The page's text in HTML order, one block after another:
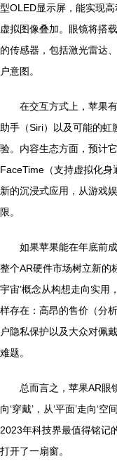
型OLED显示屏，能实现
虚拟图像叠加。眼镜将搭
的传感器，包括激光雷达
户意图。
在交互方式上，苹果
助手（Siri）以及可能的虹
验。内容生态方面，预计
FaceTime（支持虚拟化
新的沉浸式应用，从游戏
限。
如果苹果能在年底前
整个AR硬件市场树立新的
宇宙’概念从构想走向实用
样存在：高昂的售价（分
户隐私保护以及大众对佩
难题。
总而言之，苹果AR眼
向‘穿戴’，从‘平面’走向‘
2023年科技界最值得铭记
打开了一扇窗。